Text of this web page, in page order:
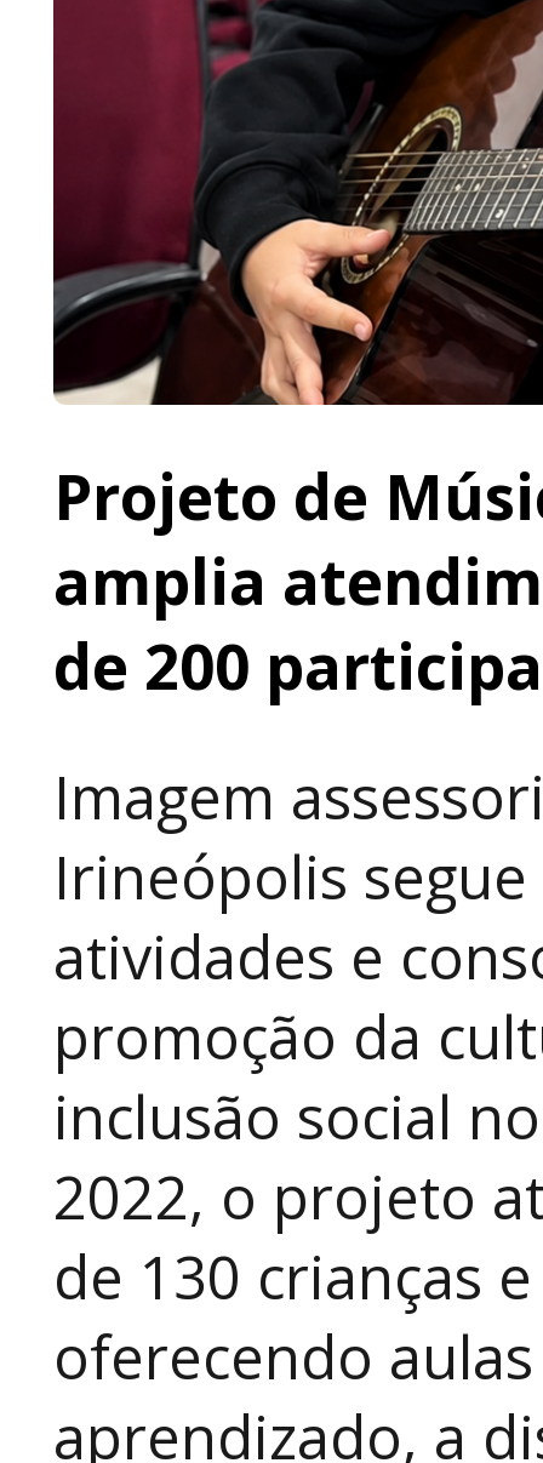
Projeto de
amplia
de 200
Imagem
Irineópolis
atividades e
promoção da
inclusão social
2022, o projeto
de 130 crianças
oferecendo
aprendizado, a